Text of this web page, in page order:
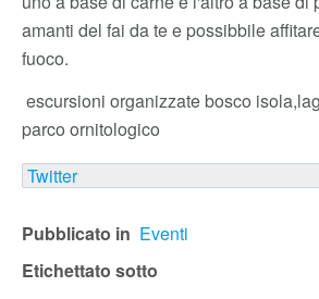
amanti del fai da te e possibbile
fuoco.
escursioni organizzate bosco
parco ornitologico
Twitter
Pubblicato in Eventi
Etichettato sotto